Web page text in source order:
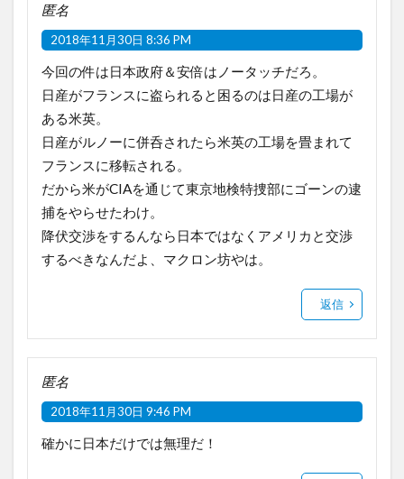
匿名
2018年11月30日 8:36 PM
今回の件は日本政府＆安倍はノータッチだろ。
日産がフランスに盗られると困るのは日産の工場が
ある米英。
日産がルノーに併呑されたら米英の工場を畳まれて
フランスに移転される。
だから米がCIAを通じて東京地検特捜部にゴーンの逮
捕をやらせたわけ。
降伏交渉をするんなら日本ではなくアメリカと交渉
するべきなんだよ、マクロン坊やは。
返信
匿名
2018年11月30日 9:46 PM
確かに日本だけでは無理だ！